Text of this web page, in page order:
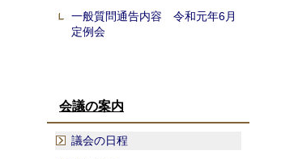
一般質問通告内容 令和元年6月
定例会
会議の案内
議会の日程